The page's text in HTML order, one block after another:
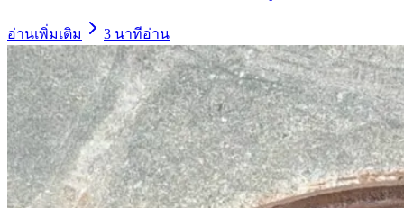
อ่านเพิ่มเติม 3 นาทีอ่าน